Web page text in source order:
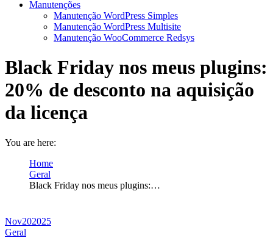
Manutenções
Manutenção WordPress Simples
Manutenção WordPress Multisite
Manutenção WooCommerce Redsys
Black Friday nos meus plugins:
20% de desconto na aquisição
da licença
You are here:
Home
Geral
Black Friday nos meus plugins:…
Nov202025
Geral